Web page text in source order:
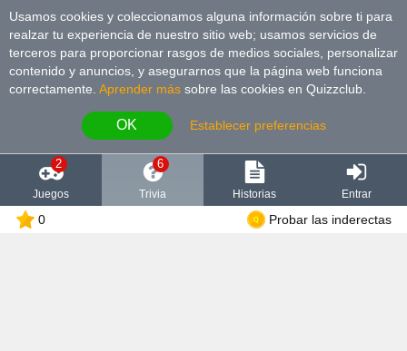
Usamos cookies y coleccionamos alguna información sobre ti para
realzar tu experiencia de nuestro sitio web; usamos servicios de
terceros para proporcionar rasgos de medios sociales, personalizar
contenido y anuncios, y asegurarnos que la página web funciona
correctamente. Aprender más sobre las cookies en Quizzclub.
OK Establecer preferencias
2
Juegos
6
Trivia Historias Entrar
0 Probar las inderectas